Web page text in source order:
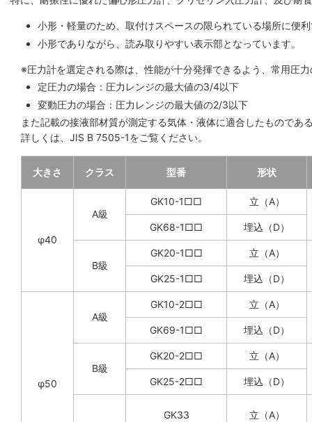
小形・軽量のため、取付けスペースの限られている場所に便
小形でありながら、読み取りやすい表示部となっています。
※圧力計を選定される際は、性能が十分発揮できるよう、常用圧
定圧力の場合：圧力レンジの最大値の3/4以下
変動圧力の場合：圧力レンジの最大値の2/3以下
また記載の接液部材質が測定する気体・液体に適合したものであ
詳しくは、JIS B 7505-1をご覧ください。
大きさ クラス 型番 形状
φ40
A級
GK10-1□□ 立（A）
GK68-1□□ 埋込（D）
B級
GK20-1□□ 立（A）
GK25-1□□ 埋込（D）
φ50
A級
GK10-2□□ 立（A）
GK69-1□□ 埋込（D）
B級
GK20-2□□ 立（A）
GK25-2□□ 埋込（D）
GK33 立（A）